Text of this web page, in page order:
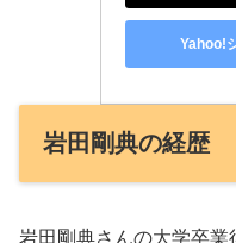
Yahoo!
岩田剛典の経歴
岩田剛典さんの大学卒業